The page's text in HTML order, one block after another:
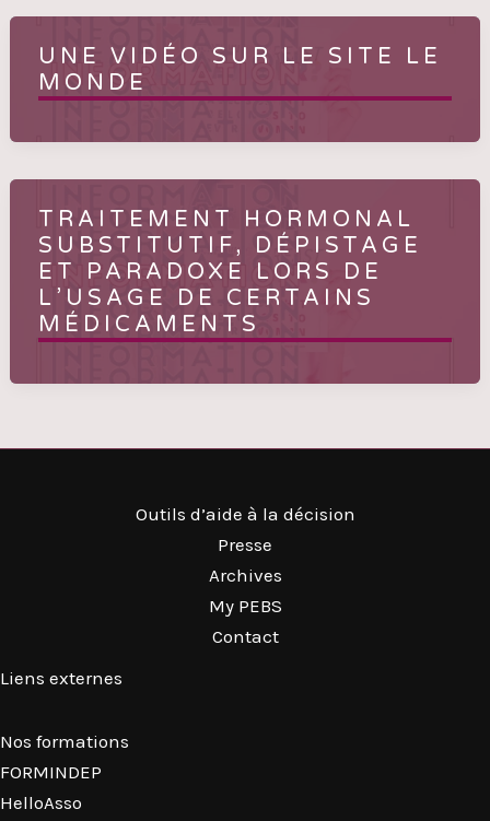
UNE VIDÉO SUR LE SITE LE
MONDE
TRAITEMENT HORMONAL
SUBSTITUTIF, DÉPISTAGE
ET PARADOXE LORS DE
L’USAGE DE CERTAINS
MÉDICAMENTS
Outils d’aide à la décision
Presse
Archives
My PEBS
Contact
Liens externes
Nos formations
FORMINDEP
HelloAsso